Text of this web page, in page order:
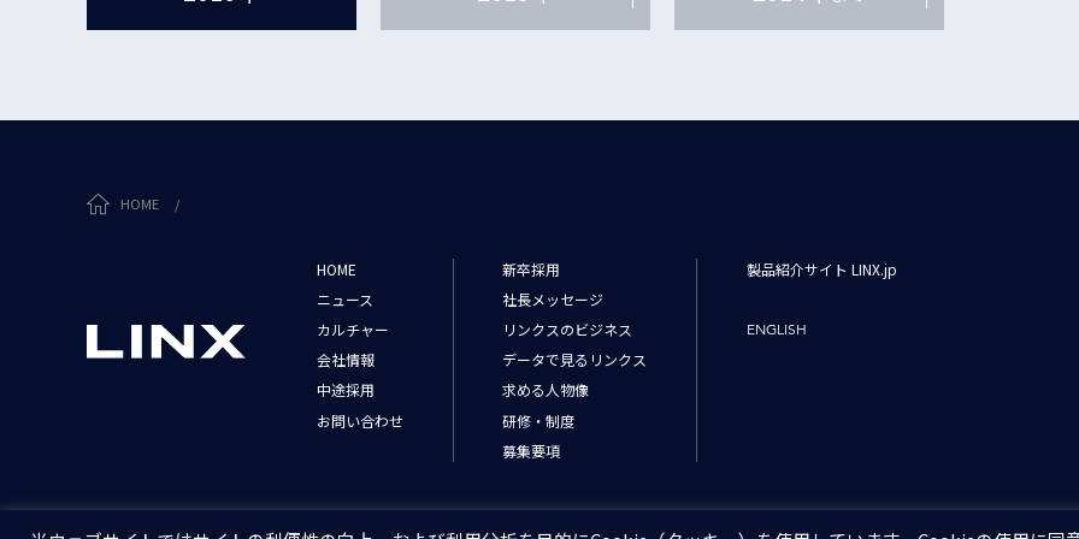
HOME /
HOME
ニュース
カルチャー
会社情報
中途採用
お問い合わせ
新卒採用
社長メッセージ
リンクスのビジネス
データで見るリンクス
求める人物像
研修・制度
募集要項
製品紹介サイト LINX.jp
ENGLISH